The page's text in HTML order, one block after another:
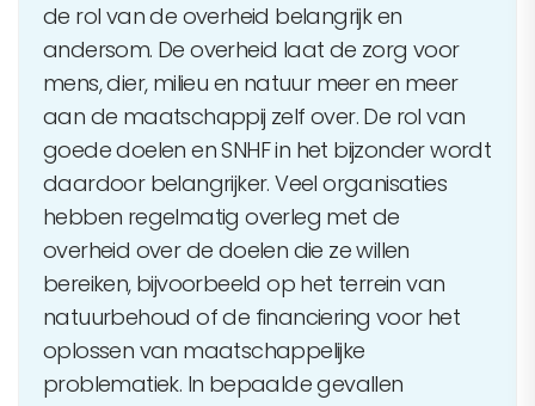
de rol van de overheid belangrijk en
andersom. De overheid laat de zorg voor
mens, dier, milieu en natuur meer en meer
aan de maatschappij zelf over. De rol van
goede doelen en SNHF in het bijzonder wordt
daardoor belangrijker. Veel organisaties
hebben regelmatig overleg met de
overheid over de doelen die ze willen
bereiken, bijvoorbeeld op het terrein van
natuurbehoud of de financiering voor het
oplossen van maatschappelijke
problematiek. In bepaalde gevallen